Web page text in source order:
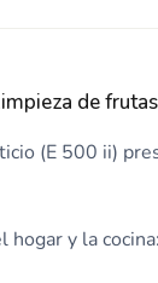
de
(E 500 ii)
y la cocina: